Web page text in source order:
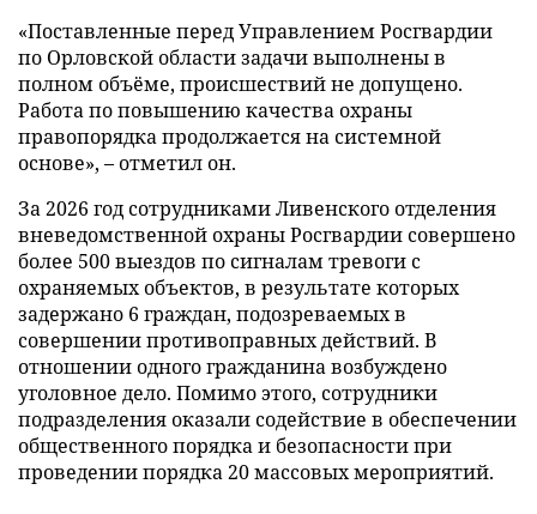
«Поставленные перед Управлением Росгвардии
по Орловской области задачи выполнены в
полном объёме, происшествий не допущено.
Работа по повышению качества охраны
правопорядка продолжается на системной
основе», – отметил он.
За 2026 год сотрудниками Ливенского отделения
вневедомственной охраны Росгвардии совершено
более 500 выездов по сигналам тревоги с
охраняемых объектов, в результате которых
задержано 6 граждан, подозреваемых в
совершении противоправных действий. В
отношении одного гражданина возбуждено
уголовное дело. Помимо этого, сотрудники
подразделения оказали содействие в обеспечении
общественного порядка и безопасности при
проведении порядка 20 массовых мероприятий.